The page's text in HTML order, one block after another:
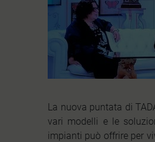
La nuova puntata di
vari modelli e le
impianti può offrire per